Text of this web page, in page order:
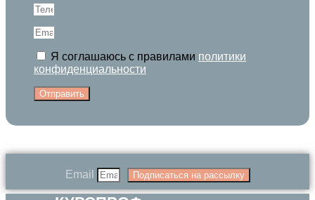
Я соглашаюсь с правилами политики
конфиденциальности
Отправить
Email Подписаться на рассылку